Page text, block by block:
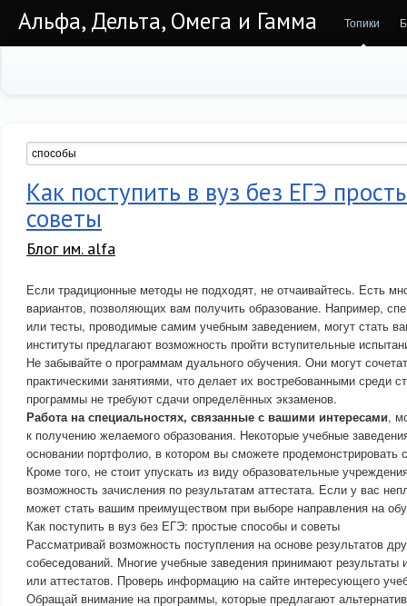
Альфа, Дельта, Омега и Гамма Топики
Как поступить в вуз без ЕГЭ
советы
Блог им. alfa
Если традиционные методы не подходят, не отчаивайтесь. Есть
вариантов, позволяющих вам получить образование. Например,
или тесты, проводимые самим учебным заведением, могут стать
институты предлагают возможность пройти вступительные
Не забывайте о программам дуального обучения. Они могут
практическими занятиями, что делает их востребованными среди
программы не требуют сдачи определённых экзаменов.
Работа на специальностях, связанные с вашими интересами,
к получению желаемого образования. Некоторые учебные
основании портфолио, в котором вы сможете продемонстрировать
Кроме того, не стоит упускать из виду образовательные
возможность зачисления по результатам аттестата. Если у вас
может стать вашим преимуществом при выборе направления на
Как поступить в вуз без ЕГЭ: простые способы и советы
Рассматривай возможность поступления на основе результатов
собеседований. Многие учебные заведения принимают результаты
или аттестатов. Проверь информацию на сайте интересующего
Обращай внимание на программы, которые предлагают